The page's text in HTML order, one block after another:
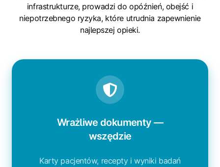
infrastrukturze, prowadzi do opóźnień, obejść i
niepotrzebnego ryzyka, które utrudnia zapewnienie
najlepszej opieki.
Wrażliwe dokumenty —
wszędzie
Karty pacjentów, recepty i wyniki badań